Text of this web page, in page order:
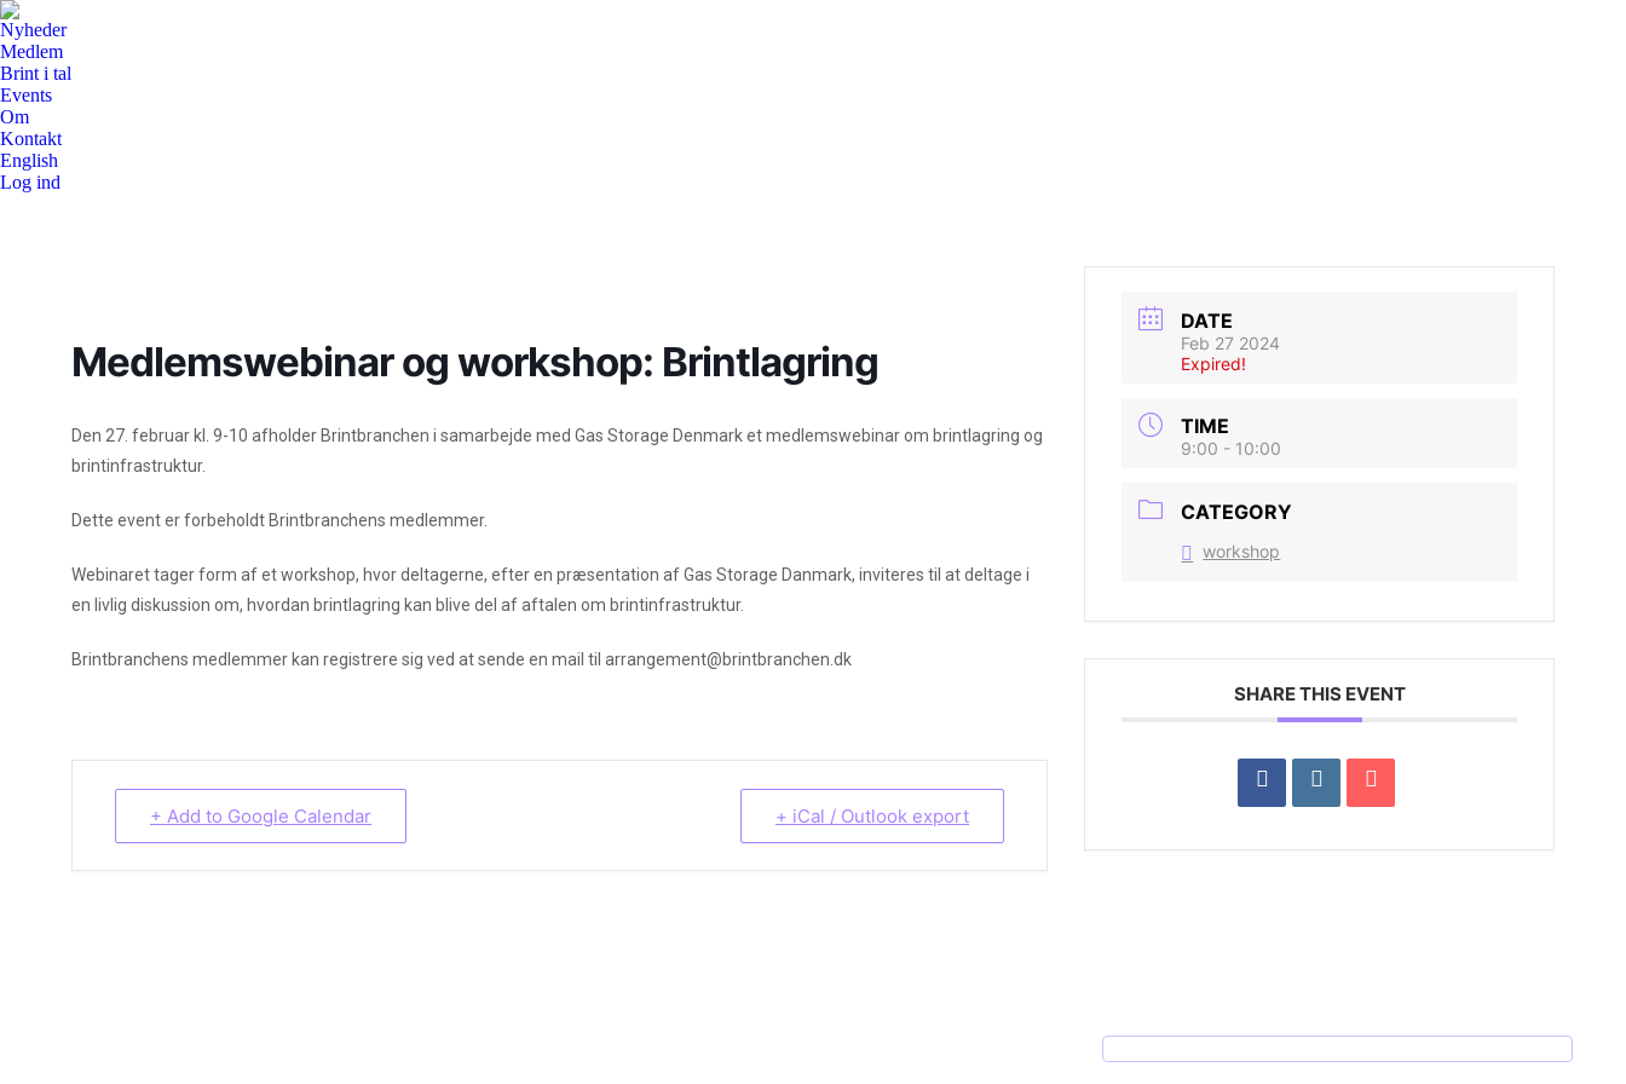
Nyheder
Medlem
Brint i tal
Events
Om
Kontakt
English
Log ind
Medlemswebinar og workshop: Brintlagring
Den 27. februar kl. 9-10 afholder Brintbranchen i samarbejde med Gas Storage Denmark et medlemswebinar om brintlagring og
brintinfrastruktur.
Dette event er forbeholdt Brintbranchens medlemmer.
Webinaret tager form af et workshop, hvor deltagerne, efter en præsentation af Gas Storage Danmark, inviteres til at deltage i
en livlig diskussion om, hvordan brintlagring kan blive del af aftalen om brintinfrastruktur.
Brintbranchens medlemmer kan registrere sig ved at sende en mail til arrangement@brintbranchen.dk
+ Add to Google Calendar + iCal / Outlook export
DATE
Feb 27 2024
Expired!
TIME
9:00 - 10:00
CATEGORY
workshop
SHARE THIS EVENT